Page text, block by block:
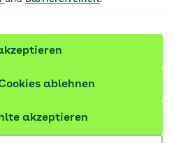
akzeptieren
ablehnen